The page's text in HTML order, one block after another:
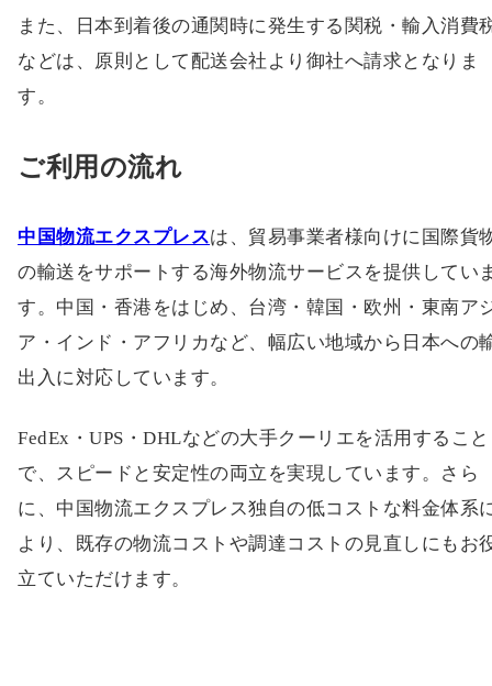
また、日本到着後の通関時に発生する関税・輸入消費
などは、原則として配送会社より御社へ請求となりま
す。
ご利用の流れ
中国物流エクスプレスは、貿易事業者様向けに国際貨
の輸送をサポートする海外物流サービスを提供してい
す。中国・香港をはじめ、台湾・韓国・欧州・東南ア
ア・インド・アフリカなど、幅広い地域から日本への
出入に対応しています。
FedEx・UPS・DHLなどの大手クーリエを活用すること
で、スピードと安定性の両立を実現しています。さら
に、中国物流エクスプレス独自の低コストな料金体系
より、既存の物流コストや調達コストの見直しにもお
立ていただけます。